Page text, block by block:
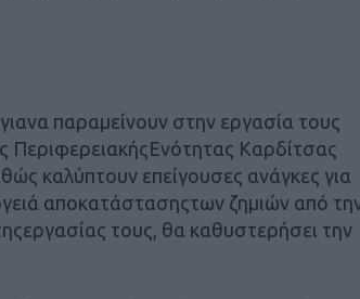
παραμείνουν στην εργασία τους
ΠεριφερειακήςΕνότητας Καρδίτσας
καλύπτουν επείγουσες ανάγκες για
αποκατάστασηςτων ζημιών από
τους, θα καθυστερήσει την